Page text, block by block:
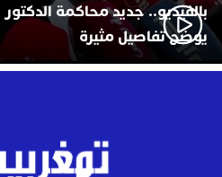
بالفيديو.. جديد محاكمة الدكتور
يوضح تفاصيل مثيرة